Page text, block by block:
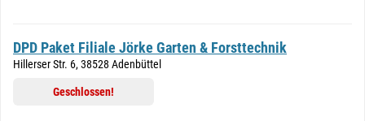
DPD Paket Filiale Jörke Garten & Forsttechnik
Hillerser Str. 6, 38528 Adenbüttel
Geschlossen!